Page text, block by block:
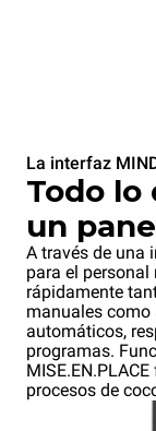
La interfaz
Todo lo
un
A través de una
para el personal
rápidamente
manuales
automáticos,
programas.
procesos de